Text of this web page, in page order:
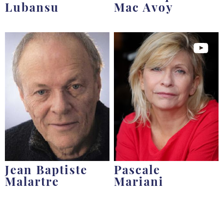
Lubansu Mac Avoy
Jean Baptiste
Malartre
Pascale
Mariani